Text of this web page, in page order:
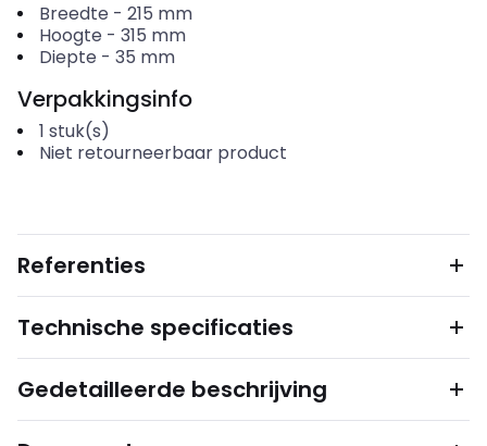
Breedte - 215 mm
Hoogte - 315 mm
Diepte - 35 mm
Verpakkingsinfo
1 stuk(s)
Niet retourneerbaar product
Referenties
Technische specificaties
Gedetailleerde beschrijving